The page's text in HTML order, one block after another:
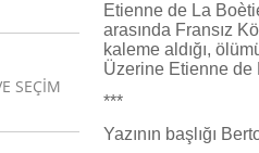
SEÇİM
Etienne de La
arasında Fransız
kaleme aldığı,
Üzerine Etienne de
***
Yazının başlığı